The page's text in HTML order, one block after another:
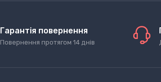
Гарантія повернення
Повернення протягом 14 днів